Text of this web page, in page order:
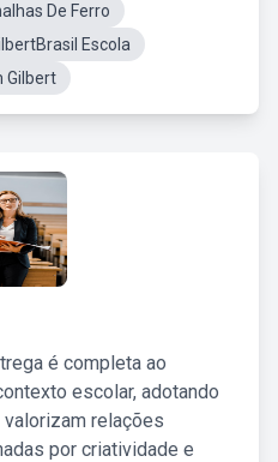
De Ferro
Escola
Gilbert
é completa ao
escolar, adotando
relações
por criatividade e